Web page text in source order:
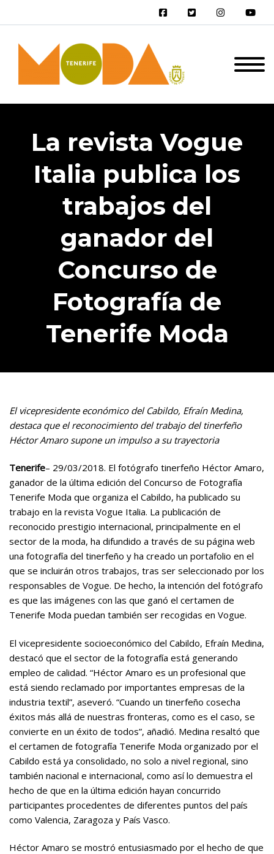
La revista Vogue
Italia publica los
trabajos del
ganador del
Concurso de
Fotografía de
Tenerife Moda
El vicepresidente económico del Cabildo, Efraín Medina,
destaca que el reconocimiento del trabajo del tinerfeño
Héctor Amaro supone un impulso a su trayectoria
Tenerife– 29/03/2018. El fotógrafo tinerfeño Héctor Amaro,
ganador de la última edición del Concurso de Fotografía
Tenerife Moda que organiza el Cabildo, ha publicado su
trabajo en la revista Vogue Italia. La publicación de
reconocido prestigio internacional, principalmente en el
sector de la moda, ha difundido a través de su página web
una fotografía del tinerfeño y ha creado un portafolio en el
que se incluirán otros trabajos, tras ser seleccionado por los
responsables de Vogue. De hecho, la intención del fotógrafo
es que las imágenes con las que ganó el certamen de
Tenerife Moda puedan también ser recogidas en Vogue.
El vicepresidente socioeconómico del Cabildo, Efraín Medina,
destacó que el sector de la fotografía está generando
empleo de calidad. “Héctor Amaro es un profesional que
está siendo reclamado por importantes empresas de la
industria textil”, aseveró. “Cuando un tinerfeño cosecha
éxitos más allá de nuestras fronteras, como es el caso, se
convierte en un éxito de todos”, añadió. Medina resaltó que
el certamen de fotografía Tenerife Moda organizado por el
Cabildo está ya consolidado, no solo a nivel regional, sino
también nacional e internacional, como así lo demuestra el
hecho de que en la última edición hayan concurrido
participantes procedentes de diferentes puntos del país
como Valencia, Zaragoza y País Vasco.
Héctor Amaro se mostró entusiasmado por el hecho de que